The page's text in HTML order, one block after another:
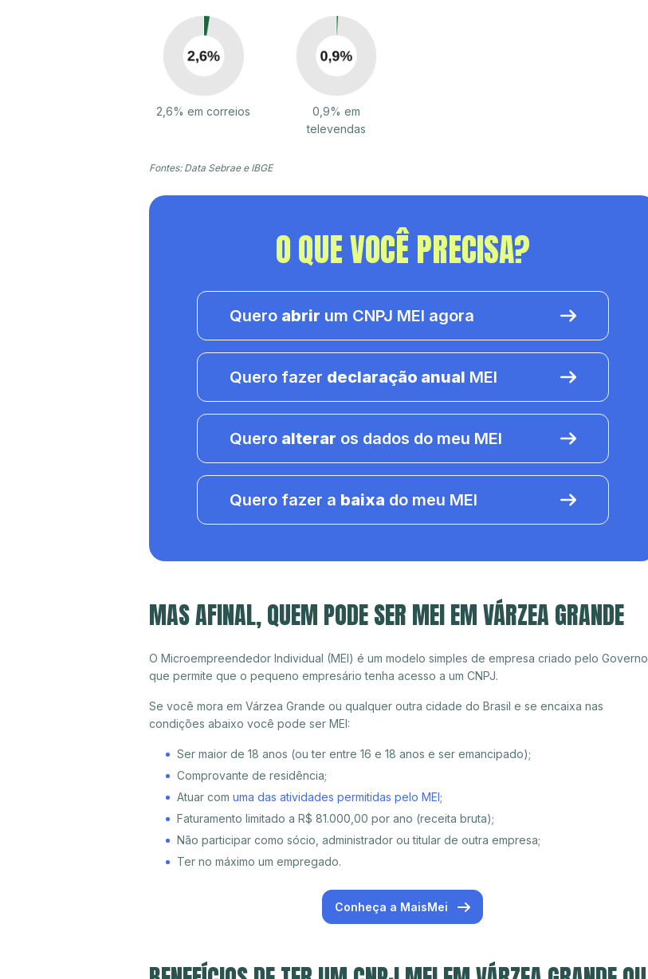
2,6% em correios
0,9% em
televendas
Fontes: Data Sebrae e IBGE
O QUE VOCÊ PRECISA?
Quero abrir um CNPJ MEI agora
Quero fazer declaração anual MEI
Quero alterar os dados do meu MEI
Quero fazer a baixa do meu MEI
MAS AFINAL, QUEM PODE SER MEI EM VÁRZEA GRANDE
O Microempreendedor Individual (MEI) é um modelo simples de empresa criado pelo Governo
que permite que o pequeno empresário tenha acesso a um CNPJ.
Se você mora em Várzea Grande ou qualquer outra cidade do Brasil e se encaixa nas
condições abaixo você pode ser MEI:
Ser maior de 18 anos (ou ter entre 16 e 18 anos e ser emancipado);
Comprovante de residência;
Atuar com uma das atividades permitidas pelo MEI;
Faturamento limitado a R$ 81.000,00 por ano (receita bruta);
Não participar como sócio, administrador ou titular de outra empresa;
Ter no máximo um empregado.
Conheça a MaisMei